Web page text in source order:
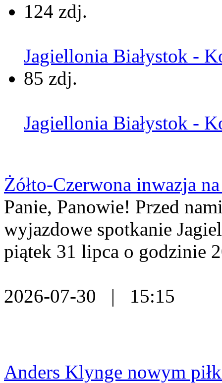
124 zdj.
Jagiellonia Białystok -
85 zdj.
Jagiellonia Białystok -
Żółto-Czerwona inwazja
Panie, Panowie! Przed
wyjazdowe spotkanie
piątek 31 lipca o godzinie
2026-07-30 | 15:15
Anders Klynge nowym